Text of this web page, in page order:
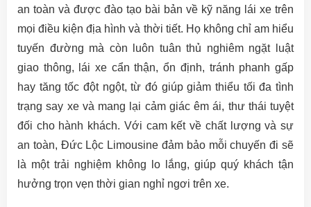
an toàn và được đào tạo bài bản về kỹ năng lái xe trên
mọi điều kiện địa hình và thời tiết. Họ không chỉ am hiểu
tuyến đường mà còn luôn tuân thủ nghiêm ngặt luật
giao thông, lái xe cẩn thận, ổn định, tránh phanh gấp
hay tăng tốc đột ngột, từ đó giúp giảm thiểu tối đa tình
trạng say xe và mang lại cảm giác êm ái, thư thái tuyệt
đối cho hành khách. Với cam kết về chất lượng và sự
an toàn, Đức Lộc Limousine đảm bảo mỗi chuyến đi sẽ
là một trải nghiệm không lo lắng, giúp quý khách tận
hưởng trọn vẹn thời gian nghỉ ngơi trên xe.